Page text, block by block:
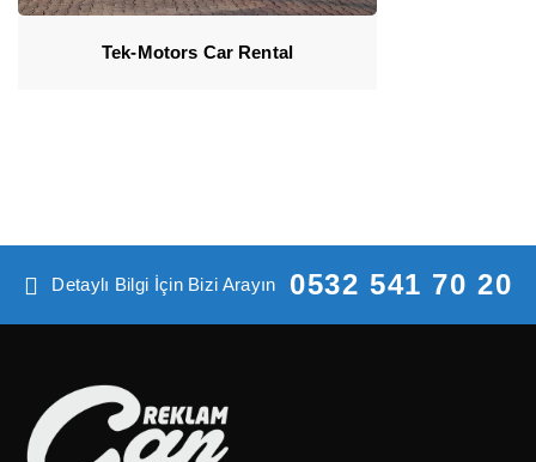
Tek-Motors Car Rental
Detaylı Bilgi İçin Bizi Arayın 0532 541 70 20